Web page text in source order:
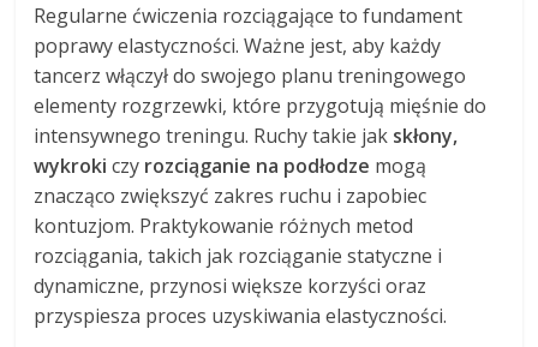
Regularne ćwiczenia rozciągające to fundament
poprawy elastyczności. Ważne jest, aby każdy
tancerz włączył do swojego planu treningowego
elementy rozgrzewki, które przygotują mięśnie do
intensywnego treningu. Ruchy takie jak skłony,
wykroki czy rozciąganie na podłodze mogą
znacząco zwiększyć zakres ruchu i zapobiec
kontuzjom. Praktykowanie różnych metod
rozciągania, takich jak rozciąganie statyczne i
dynamiczne, przynosi większe korzyści oraz
przyspiesza proces uzyskiwania elastyczności.